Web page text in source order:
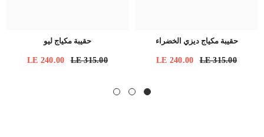
حقيبة مكياج ديزي الخضراء
LE 315.00
LE 240.00
حقيبة مكياج ليو
LE 315.00
LE 240.00